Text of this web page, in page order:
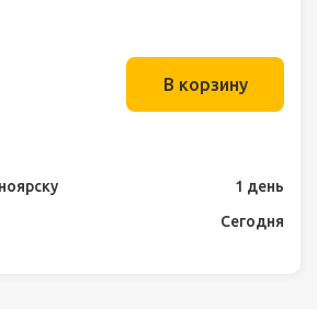
В корзину
1 день
Сегодня